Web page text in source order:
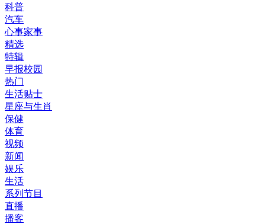
科普
汽车
心事家事
精选
特辑
早报校园
热门
生活贴士
星座与生肖
保健
体育
视频
新闻
娱乐
生活
系列节目
直播
播客